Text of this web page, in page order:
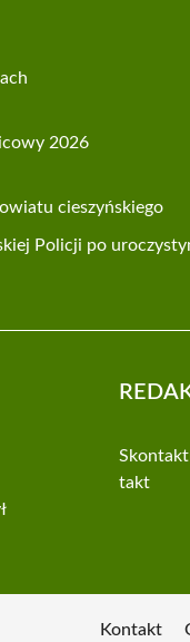
2026
cieszyńskiego
Policji po
takt
Kontakt